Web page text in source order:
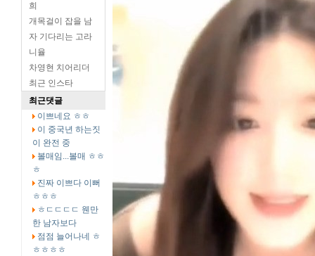
희
개목걸이 잡을 남
자 기다리는 고라
니율
차영현 치어리더
최근 인스타
최근댓글
이쁘네요 ㅎㅎ
이 중국년 하는짓
이 완전 중
볼매임...볼매 ㅎㅎ
ㅎ
진짜 이쁘다 이뻐
ㅎㅎㅎ
ㅎㄷㄷㄷㄷ 웬만
한 남자보다
점점 늘어나네 ㅎ
ㅎㅎㅎㅎ